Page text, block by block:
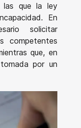
las que la ley
En
solicitar
competentes
que, en
por un